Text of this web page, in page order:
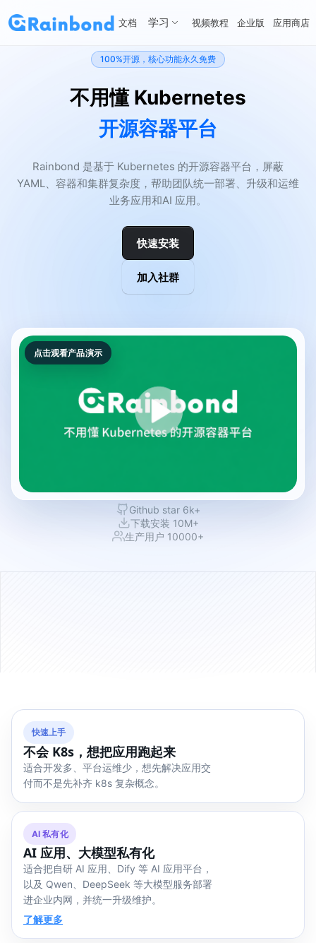
文档 学习 视频教程 企业版 应用商店
100%开源，核心功能永久免费
不用懂 Kubernetes
开源容器平台
Rainbond 是基于 Kubernetes 的开源容器平台，屏蔽
YAML、容器和集群复杂度，帮助团队统一部署、升级和运维
业务应用和AI 应用。
快速安装
加入社群
点击观看产品演示
Github star 6k+
下载安装 10M+
生产用户 10000+
快速上手
不会 K8s，想把应用跑起来
适合开发多、平台运维少，想先解决应用交
付而不是先补齐 k8s 复杂概念。
AI 私有化
AI 应用、大模型私有化
适合把自研 AI 应用、Dify 等 AI 应用平台，
以及 Qwen、DeepSeek 等大模型服务部署
进企业内网，并统一升级维护。
了解更多